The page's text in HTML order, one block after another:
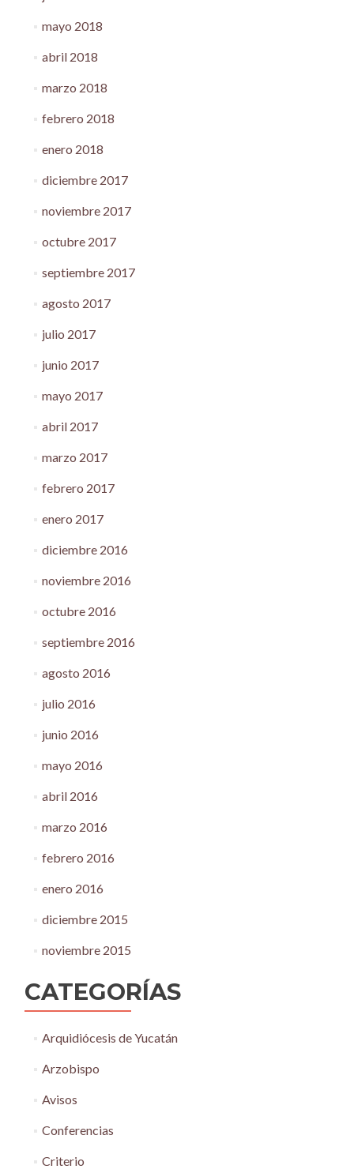
mayo 2018
abril 2018
marzo 2018
febrero 2018
enero 2018
diciembre 2017
noviembre 2017
octubre 2017
septiembre 2017
agosto 2017
julio 2017
junio 2017
mayo 2017
abril 2017
marzo 2017
febrero 2017
enero 2017
diciembre 2016
noviembre 2016
octubre 2016
septiembre 2016
agosto 2016
julio 2016
junio 2016
mayo 2016
abril 2016
marzo 2016
febrero 2016
enero 2016
diciembre 2015
noviembre 2015
CATEGORÍAS
Arquidiócesis de Yucatán
Arzobispo
Avisos
Conferencias
Criterio